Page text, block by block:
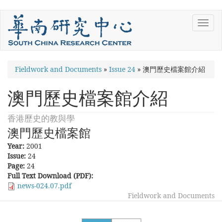
Skip
main
content
You
are
here
Fieldwork and Documents » Issue 24 » 澳門歷史檔案館介紹
澳門歷史檔案館介紹
香港歷史的教與學
澳門歷史檔案館
Year: 2001
Issue: 24
Page: 24
Full Text Download (PDF):
news-024.07.pdf
Fieldwork and Documents